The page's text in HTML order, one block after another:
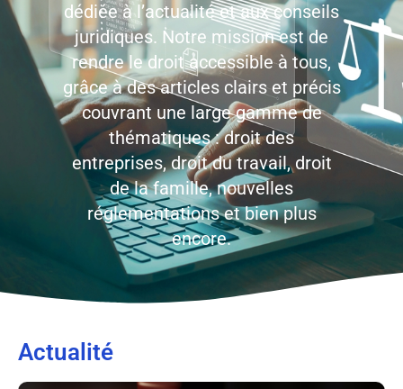
dédiée à l’actualité et aux conseils
juridiques. Notre mission est de
rendre le droit accessible à tous,
grâce à des articles clairs et précis
couvrant une large gamme de
thématiques : droit des
entreprises, droit du travail, droit
de la famille, nouvelles
réglementations et bien plus
encore.
Actualité